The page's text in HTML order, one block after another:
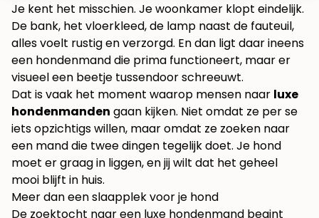
Je kent het misschien. Je woonkamer klopt eindelijk.
De bank, het vloerkleed, de lamp naast de fauteuil,
alles voelt rustig en verzorgd. En dan ligt daar ineens
een hondenmand die prima functioneert, maar er
visueel een beetje tussendoor schreeuwt.
Dat is vaak het moment waarop mensen naar luxe
hondenmanden gaan kijken. Niet omdat ze per se
iets opzichtigs willen, maar omdat ze zoeken naar
een mand die twee dingen tegelijk doet. Je hond
moet er graag in liggen, en jij wilt dat het geheel
mooi blijft in huis.
Meer dan een slaapplek voor je hond
De zoektocht naar een luxe hondenmand begint